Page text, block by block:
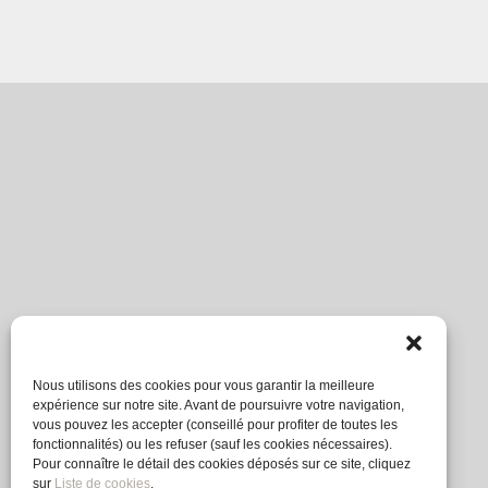
Nous utilisons des cookies pour vous garantir la meilleure
expérience sur notre site. Avant de poursuivre votre navigation,
vous pouvez les accepter (conseillé pour profiter de toutes les
fonctionnalités) ou les refuser (sauf les cookies nécessaires).
Pour connaître le détail des cookies déposés sur ce site, cliquez
sur Liste de cookies.